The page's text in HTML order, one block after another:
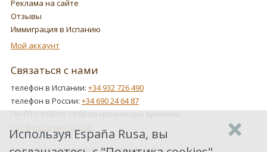
Реклама на сайте
Отзывы
Иммиграция в Испанию
Мой аккаунт
Связаться с нами
телефон в Испании: +34 932 726 490
телефон в России: +34 690 24 64 87
ПН-ПТ с 9:00 по 19:00 по испанскому времени.
info@espanarusa.com
Соглашение пользователя Политика cookies
Используя España Rusa, вы